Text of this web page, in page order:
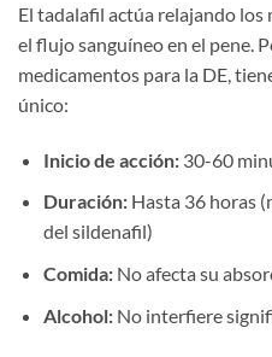
El tadalafil actúa relajando
el flujo sanguíneo en el pene.
medicamentos para la DE,
único:
Inicio de acción:30-60
Duración:Hasta 36 horas
del sildenafil)
Comida:No afecta su
Alcohol:No interfiere